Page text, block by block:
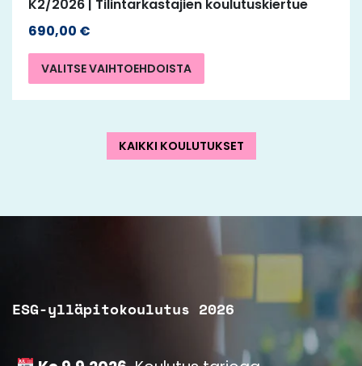
K2/2026 | Tilintarkastajien koulutuskiertue
690,00 €
VALITSE VAIHTOEHDOISTA
KAIKKI KOULUTUKSET
ESG-ylläpitokoulutus 2026